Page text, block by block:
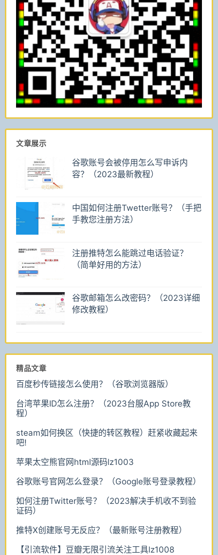
文章展示
谷歌账号会被停用怎么写申诉内
容？（2023最新教程）
中国如何注册Twetter账号？（手把
手教您注册方法）
注册推特怎么能跳过电话验证？
（简单好用的方法）
谷歌邮箱怎么改密码？（2023详细
修改教程）
精品文章
百度秒传链接怎么使用？（谷歌浏览器版）
台湾苹果ID怎么注册？（2023台服App Store教
程）
steam如何换区（快捷的转区教程）赶紧收藏起来
吧!
苹果太空熊官网html源码lz1003
谷歌账号官网怎么登录？（Google账号登录教程）
如何注册Twitter账号？（2023解决手机收不到验
证码）
推特X创建账号无反应？（最新账号注册教程）
【引流软件】豆瓣无限引流关注工具lz1008